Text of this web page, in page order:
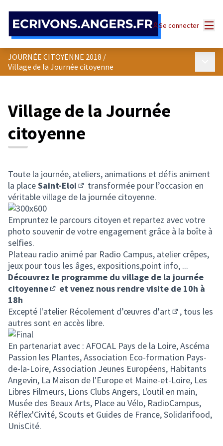
Se connecter
JOURNÉE CITOYENNE 2018 /
Village de la Journée citoyenne
Village de la Journée
citoyenne
Toute la journée, ateliers, animations et défis animent
la placeSaint-Eloi
(Lien externe)
transformée pour l’occasion en
véritable village de la journée citoyenne.
Empruntez le parcours citoyen et repartez avec votre
photo souvenir de votre engagement grâce à la boîte à
selfies.
Plateau radio animé par Radio Campus, atelier crêpes,
jeux pour tous les âges, expositions,point info, ...
Découvrez le programme du village de la journée
citoyenne
et venez nous rendre visite de 10h à
18h
Excepté l'atelier Récolement d’œuvres d'art
(S'ouvre
, tous les
autres sont en accès libre.
En partenariat avec : AFOCAL Pays de la Loire, Ascéma
Passion les Plantes, Association Eco-formation Pays-
de-la-Loire, Association Jeunes Européens, Habitants
Angevin, La Maison de l'Europe et Maine-et-Loire, Les
Libres Filmeurs, Lions Clubs Angers, L'outil en main,
Musée des Beaux Arts, Place au Vélo, RadioCampus,
Réflex'Civité, Scouts et Guides de France, Solidarifood,
UnisCité.